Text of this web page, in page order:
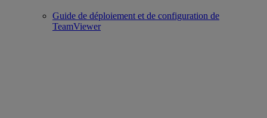
Guide de déploiement et de configuration de
TeamViewer